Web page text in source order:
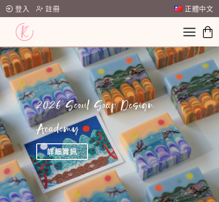
登入 註冊 正體中文
2026 Seoul Soap Design
Academy
詳細資訊